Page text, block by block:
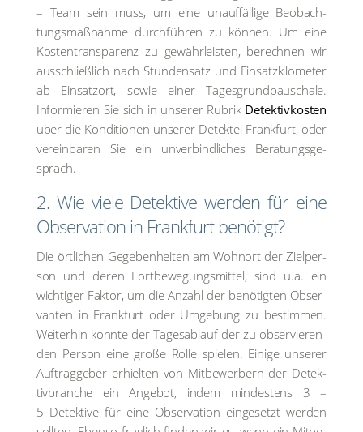
– Team sein muss, um eine unauf­fäl­li­ge Beob­ach­
tungs­maß­nah­me durch­füh­ren zu kön­nen. Um eine
Kos­ten­trans­pa­renz zu gewähr­leis­ten, berech­nen wir
aus­schließ­lich nach Stun­den­satz und Ein­satz­ki­lo­me­ter
ab Ein­satz­ort, sowie einer Tages­grund­pau­scha­le.
Infor­mie­ren Sie sich in unse­rer Rubrik Detektiv­kosten
über die Kon­di­tio­nen unse­rer Detek­tei Frank­furt, oder
ver­ein­ba­ren Sie ein unver­bind­li­ches Bera­tungs­ge­
spräch.
2. Wie vie­le Detek­ti­ve wer­den für eine
Obser­va­ti­on in Frank­furt benö­tigt?
Die ört­li­chen Gege­ben­hei­ten am Wohn­ort der Ziel­per­
son und deren Fort­be­we­gungs­mit­tel, sind u.a. ein
wich­ti­ger Fak­tor, um die Anzahl der benö­tig­ten Obser­
van­ten in Frank­furt oder Umge­bung zu bestim­men.
Wei­ter­hin könn­te der Tages­ab­lauf der zu obser­vie­ren­
den Per­son eine gro­ße Rol­le spie­len. Eini­ge unse­rer
Auf­trag­ge­ber erhiel­ten von Mit­be­wer­bern der Detek­
tiv­bran­che ein Ange­bot, indem min­des­tens 3 –
5 Detek­ti­ve für eine Obser­va­ti­on ein­ge­setzt wer­den